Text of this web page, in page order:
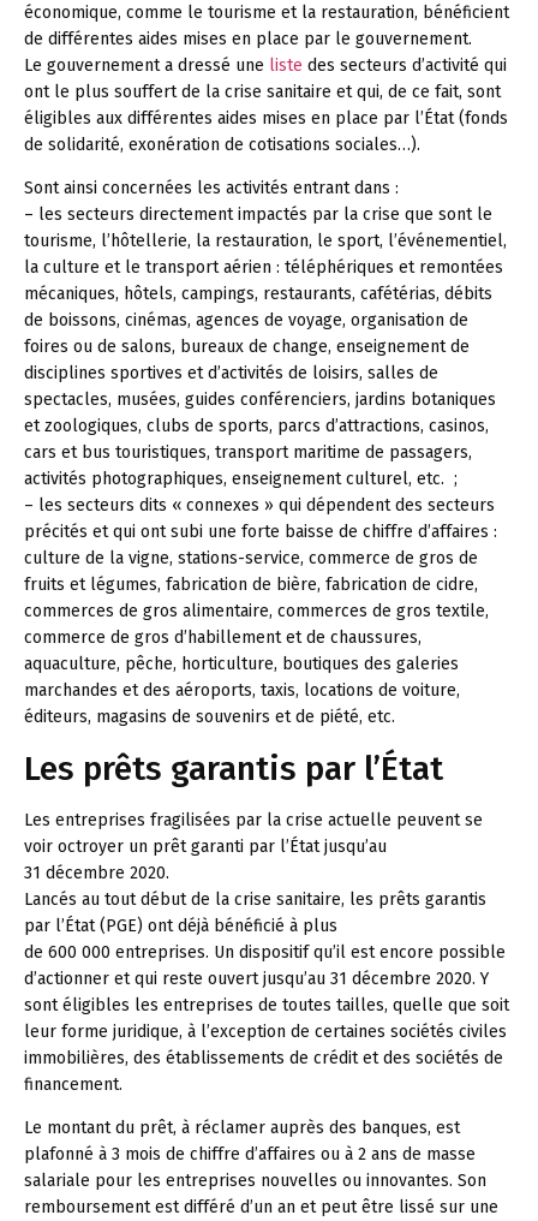
économique, comme le tourisme et la restauration, bénéficient
de différentes aides mises en place par le gouvernement.
Le gouvernement a dressé une liste des secteurs d’activité qui
ont le plus souffert de la crise sanitaire et qui, de ce fait, sont
éligibles aux différentes aides mises en place par l’État (fonds
de solidarité, exonération de cotisations sociales…).
Sont ainsi concernées les activités entrant dans :
– les secteurs directement impactés par la crise que sont le
tourisme, l’hôtellerie, la restauration, le sport, l’événementiel,
la culture et le transport aérien : téléphériques et remontées
mécaniques, hôtels, campings, restaurants, cafétérias, débits
de boissons, cinémas, agences de voyage, organisation de
foires ou de salons, bureaux de change, enseignement de
disciplines sportives et d’activités de loisirs, salles de
spectacles, musées, guides conférenciers, jardins botaniques
et zoologiques, clubs de sports, parcs d’attractions, casinos,
cars et bus touristiques, transport maritime de passagers,
activités photographiques, enseignement culturel, etc. ;
– les secteurs dits « connexes » qui dépendent des secteurs
précités et qui ont subi une forte baisse de chiffre d’affaires :
culture de la vigne, stations-service, commerce de gros de
fruits et légumes, fabrication de bière, fabrication de cidre,
commerces de gros alimentaire, commerces de gros textile,
commerce de gros d’habillement et de chaussures,
aquaculture, pêche, horticulture, boutiques des galeries
marchandes et des aéroports, taxis, locations de voiture,
éditeurs, magasins de souvenirs et de piété, etc.
Les prêts garantis par l’État
Les entreprises fragilisées par la crise actuelle peuvent se
voir octroyer un prêt garanti par l’État jusqu’au
31 décembre 2020.
Lancés au tout début de la crise sanitaire, les prêts garantis
par l’État (PGE) ont déjà bénéficié à plus
de 600 000 entreprises. Un dispositif qu’il est encore possible
d’actionner et qui reste ouvert jusqu’au 31 décembre 2020. Y
sont éligibles les entreprises de toutes tailles, quelle que soit
leur forme juridique, à l’exception de certaines sociétés civiles
immobilières, des établissements de crédit et des sociétés de
financement.
Le montant du prêt, à réclamer auprès des banques, est
plafonné à 3 mois de chiffre d’affaires ou à 2 ans de masse
salariale pour les entreprises nouvelles ou innovantes. Son
remboursement est différé d’un an et peut être lissé sur une